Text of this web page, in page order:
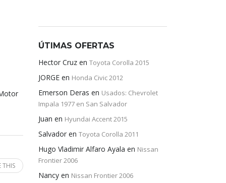
THIS
ÚTIMAS OFERTAS
Hector Cruz en Toyota Corolla 2015
JORGE en Honda Civic 2012
Emerson Deras en Usados: Chevrolet
Impala 1977 en San Salvador
Juan en Hyundai Accent 2015
Salvador en Toyota Corolla 2011
Hugo Vladimir Alfaro Ayala en Nissan
Frontier 2006
Nancy en Nissan Frontier 2006